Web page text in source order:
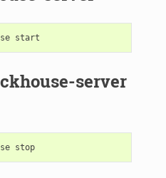
start
server
stop